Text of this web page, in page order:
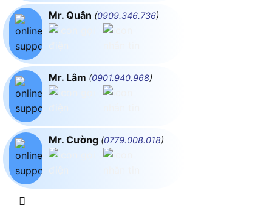
Mr. Quân (0909.346.736)
Mr. Lâm (0901.940.968)
Mr. Cường (0779.008.018)